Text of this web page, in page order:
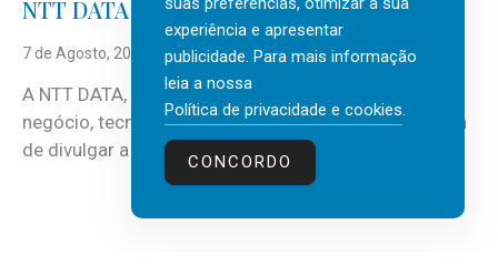
NTT DATA Insurtech Global Outlook 2026
7 de Agosto, 2026
A NTT DATA, consultora global em serviços de
negócio, tecnologia e inteligência artificial (IA), acaba
de divulgar a mais recente...
experiência e apresentar
publicidade. Para mais informação
leia a nossa
Política de privacidade e cookies.
CONCORDO